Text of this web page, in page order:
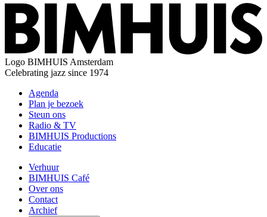
Logo BIMHUIS Amsterdam
Celebrating jazz since 1974
Agenda
Plan je bezoek
Steun ons
Radio & TV
BIMHUIS Productions
Educatie
Verhuur
BIMHUIS Café
Over ons
Contact
Archief